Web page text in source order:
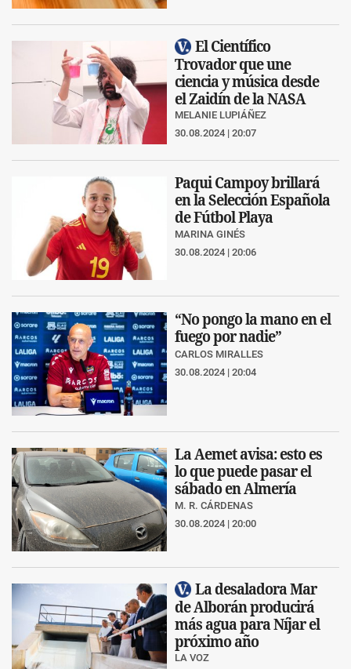
El Científico
Trovador que une
ciencia y música desde
el Zaidín de la NASA
MELANIE LUPIÁÑEZ
30.08.2024 | 20:07
Paqui Campoy brillará
en la Selección Española
de Fútbol Playa
MARINA GINÉS
30.08.2024 | 20:06
“No pongo la mano en el
fuego por nadie”
CARLOS MIRALLES
30.08.2024 | 20:04
La Aemet avisa: esto es
lo que puede pasar el
sábado en Almería
M. R. CÁRDENAS
30.08.2024 | 20:00
La desaladora Mar
de Alborán producirá
más agua para Níjar el
próximo año
LA VOZ